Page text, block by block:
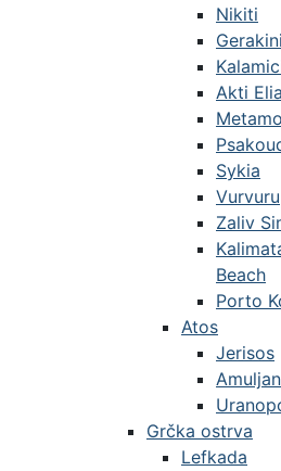
Nikiti
Gerakini
Akti
Sykia
Vurvuru
Zaliv
Beach
Porto
Atos
Jerisos
Grčka ostrva
Lefkada